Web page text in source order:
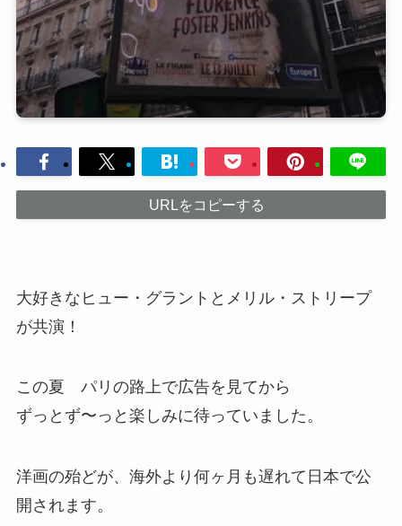
URLをコピーする
大好きなヒュー・グラントとメリル・ストリープ
が共演！
この夏 パリの路上で広告を見てから
ずっとず〜っと楽しみに待っていました。
洋画の殆どが、海外より何ヶ月も遅れて日本で公
開されます。